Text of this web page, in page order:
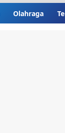
Olahraga